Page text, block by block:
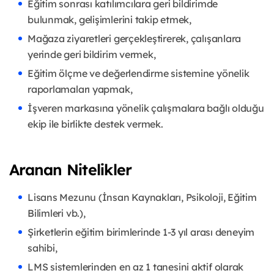
Eğitim sonrası katılımcılara geri bildirimde
bulunmak, gelişimlerini takip etmek,
Mağaza ziyaretleri gerçekleştirerek, çalışanlara
yerinde geri bildirim vermek,
Eğitim ölçme ve değerlendirme sistemine yönelik
raporlamaları yapmak,
İşveren markasına yönelik çalışmalara bağlı olduğu
ekip ile birlikte destek vermek.
Aranan Nitelikler
Lisans Mezunu (İnsan Kaynakları, Psikoloji, Eğitim
Bilimleri vb.),
Şirketlerin eğitim birimlerinde 1-3 yıl arası deneyim
sahibi,
LMS sistemlerinden en az 1 tanesini aktif olarak